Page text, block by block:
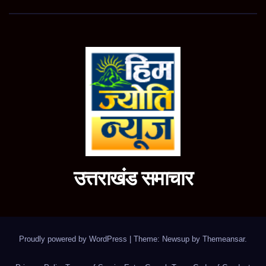
उत्तराखंड समाचार
Proudly powered by WordPress Theme: Newsup by Themeansar.